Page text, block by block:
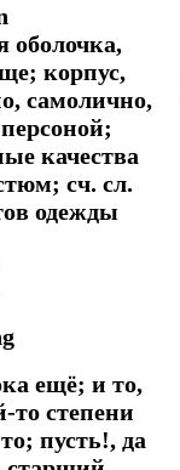
оболочка,
корпус,
самолично,
качества
сч. сл.
одежды
ещё; и то,
то степени
пусть!, да